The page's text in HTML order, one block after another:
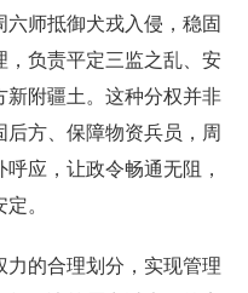
师抵御犬戎入侵，稳固
，负责平定三监之乱、安
新附疆土。这种分权并非
方、保障物资兵员，周
应，让政令畅通无阻，
。
的合理划分，实现管理